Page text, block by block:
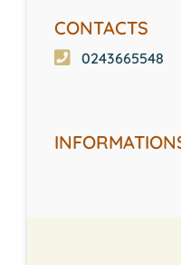
CONTACTS
0243665548